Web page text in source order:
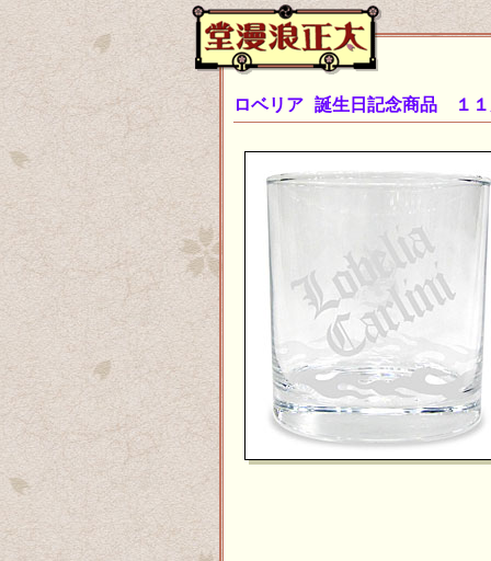
ロベリア 誕生日記念商品 １１